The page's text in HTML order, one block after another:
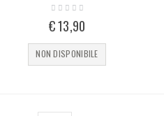
€ 13,90
NON DISPONIBILE